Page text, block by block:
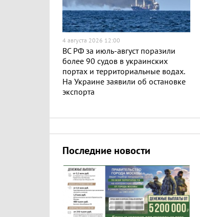
4 августа 2026 12:00
ВС РФ за июль-август поразили
более 90 судов в украинских
портах и территориальные водах.
На Украине заявили об остановке
экспорта
Последние новости